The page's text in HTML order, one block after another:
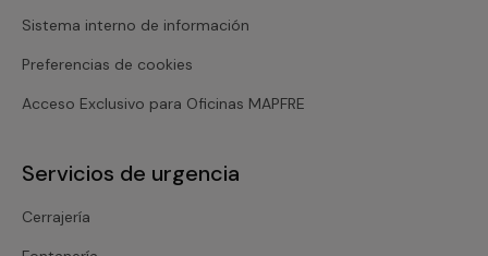
Sistema interno de información
Preferencias de cookies
Acceso Exclusivo para Oficinas MAPFRE
Servicios de urgencia
Cerrajería